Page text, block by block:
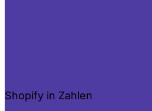
Shopify in Zahlen